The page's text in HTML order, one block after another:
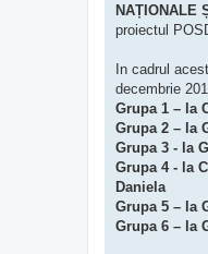
NAȚIONALE
proiectul
In cadrul
decembrie
Grupa 1 – la
Grupa 2 – la
Grupa 3 - la
Grupa 4 - la
Daniela
Grupa 5 – la
Grupa 6 – la